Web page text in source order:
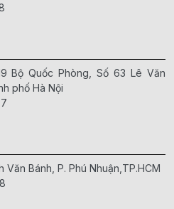
Bộ Quốc Phòng, Số 63 Lê Văn
phố Hà Nội
Bánh, P. Phú Nhuận,TP.HCM